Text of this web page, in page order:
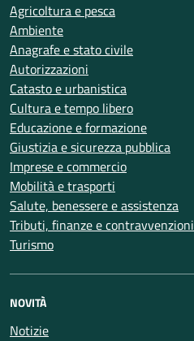
Agricoltura e pesca
Ambiente
Anagrafe e stato civile
Autorizzazioni
Catasto e urbanistica
Cultura e tempo libero
Educazione e formazione
Giustizia e sicurezza pubblica
Imprese e commercio
Mobilità e trasporti
Salute, benessere e assistenza
Tributi, finanze e contravvenzioni
Turismo
NOVITÀ
Notizie